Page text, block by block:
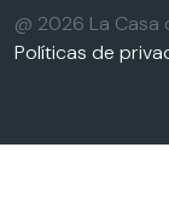
@ 2026 La Casa
Políticas de